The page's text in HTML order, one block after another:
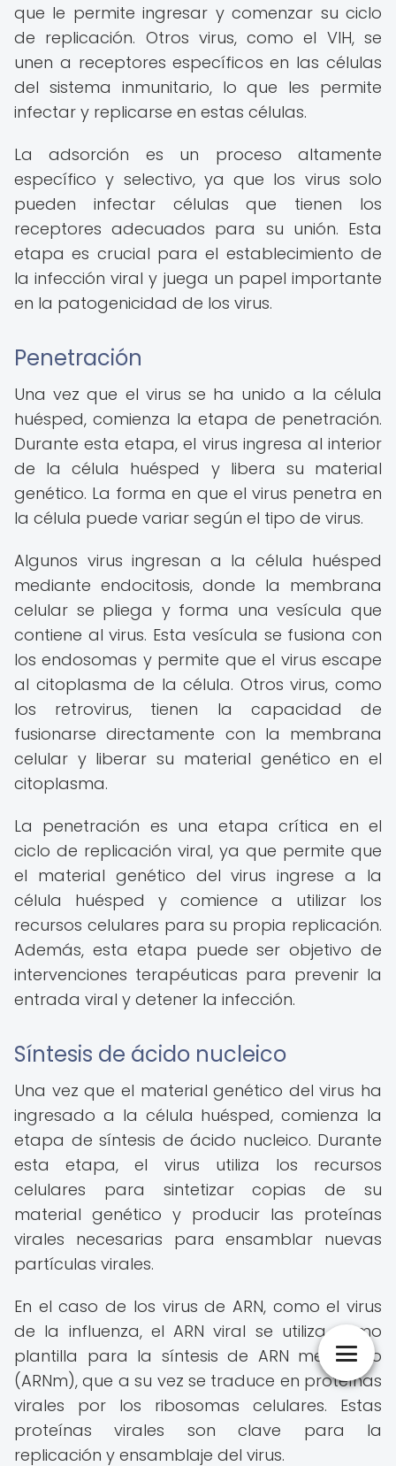
que le permite ingresar y comenzar su ciclo
de replicación. Otros virus, como el VIH, se
unen a receptores específicos en las células
del sistema inmunitario, lo que les permite
infectar y replicarse en estas células.
La adsorción es un proceso altamente
específico y selectivo, ya que los virus solo
pueden infectar células que tienen los
receptores adecuados para su unión. Esta
etapa es crucial para el establecimiento de
la infección viral y juega un papel importante
en la patogenicidad de los virus.
Penetración
Una vez que el virus se ha unido a la célula
huésped, comienza la etapa de penetración.
Durante esta etapa, el virus ingresa al interior
de la célula huésped y libera su material
genético. La forma en que el virus penetra en
la célula puede variar según el tipo de virus.
Algunos virus ingresan a la célula huésped
mediante endocitosis, donde la membrana
celular se pliega y forma una vesícula que
contiene al virus. Esta vesícula se fusiona con
los endosomas y permite que el virus escape
al citoplasma de la célula. Otros virus, como
los retrovirus, tienen la capacidad de
fusionarse directamente con la membrana
celular y liberar su material genético en el
citoplasma.
La penetración es una etapa crítica en el
ciclo de replicación viral, ya que permite que
el material genético del virus ingrese a la
célula huésped y comience a utilizar los
recursos celulares para su propia replicación.
Además, esta etapa puede ser objetivo de
intervenciones terapéuticas para prevenir la
entrada viral y detener la infección.
Síntesis de ácido nucleico
Una vez que el material genético del virus ha
ingresado a la célula huésped, comienza la
etapa de síntesis de ácido nucleico. Durante
esta etapa, el virus utiliza los recursos
celulares para sintetizar copias de su
material genético y producir las proteínas
virales necesarias para ensamblar nuevas
partículas virales.
En el caso de los virus de ARN, como el virus
de la influenza, el ARN viral se utiliza como
plantilla para la síntesis de ARN mensajero
(ARNm), que a su vez se traduce en proteínas
virales por los ribosomas celulares. Estas
proteínas virales son clave para la
replicación y ensamblaje del virus.